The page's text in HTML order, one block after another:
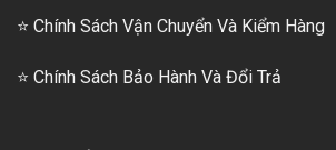
⭐ Chính Sách Vận Chuyển Và Kiểm Hàng
⭐ Chính Sách Bảo Hành Và Đổi Trả